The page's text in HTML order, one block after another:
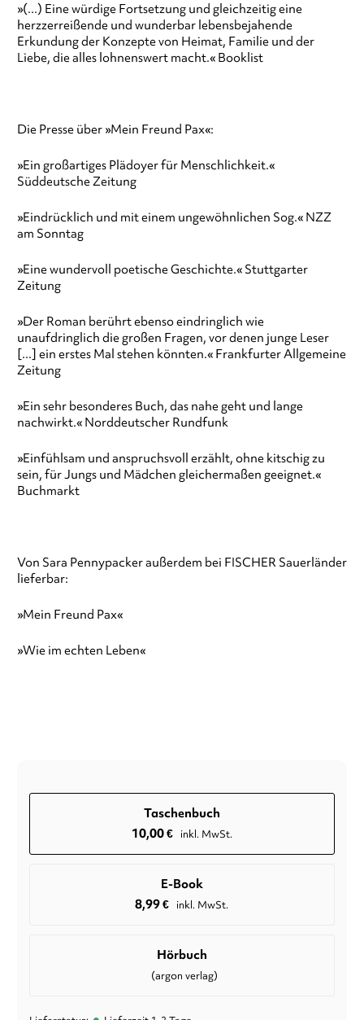
»(...) Eine würdige Fortsetzung und gleichzeitig eine
herzzerreißende und wunderbar lebensbejahende
Erkundung der Konzepte von Heimat, Familie und der
Liebe, die alles lohnenswert macht.« Booklist
Die Presse über »Mein Freund Pax«:
»Ein großartiges Plädoyer für Menschlichkeit.«
Süddeutsche Zeitung
»Eindrücklich und mit einem ungewöhnlichen Sog.« NZZ
am Sonntag
»Eine wundervoll poetische Geschichte.« Stuttgarter
Zeitung
»Der Roman berührt ebenso eindringlich wie
unaufdringlich die großen Fragen, vor denen junge Leser
[...] ein erstes Mal stehen könnten.« Frankfurter Allgemeine
Zeitung
»Ein sehr besonderes Buch, das nahe geht und lange
nachwirkt.« Norddeutscher Rundfunk
»Einfühlsam und anspruchsvoll erzählt, ohne kitschig zu
sein, für Jungs und Mädchen gleichermaßen geeignet.«
Buchmarkt
Von Sara Pennypacker außerdem bei FISCHER Sauerländer
lieferbar:
»Mein Freund Pax«
»Wie im echten Leben«
Taschenbuch
10,00€ inkl. MwSt.
E-Book
8,99€ inkl. MwSt.
Hörbuch
(argon verlag)